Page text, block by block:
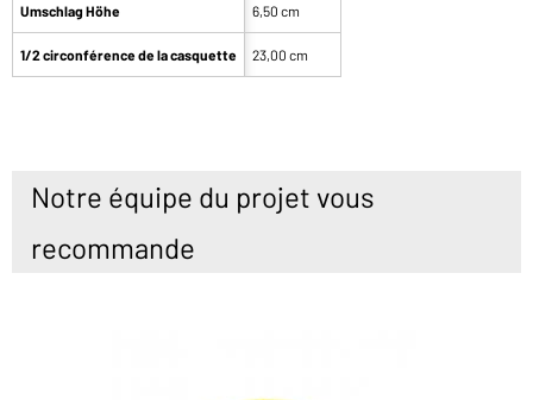
Umschlag Höhe
1/2 circonférence de la casquette
6,50 cm
23,00 cm
Notre équipe du projet vous
recommande